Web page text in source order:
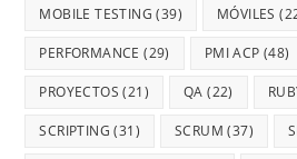
MOBILE TESTING (39) MÓVILES
PERFORMANCE (29) PMI ACP (48)
PROYECTOS (21) QA (22)
SCRIPTING (31) SCRUM (37)